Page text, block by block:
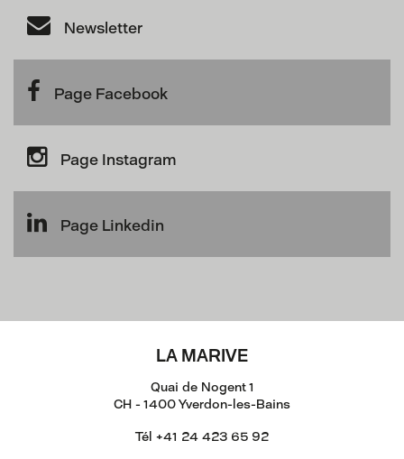
Newsletter
Page Facebook
Page Instagram
Page Linkedin
LA MARIVE
Quai de Nogent 1
CH - 1400 Yverdon-les-Bains
Tél +41 24 423 65 92